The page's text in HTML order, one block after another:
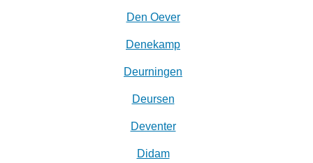
Den Oever
Denekamp
Deurningen
Deursen
Deventer
Didam